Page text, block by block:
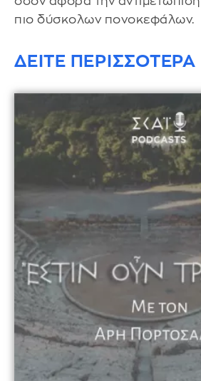
πιο δύσκολων πονοκεφάλων.
ΔΕΙΤΕ ΠΕΡΙΣΣΟΤΕΡΑ